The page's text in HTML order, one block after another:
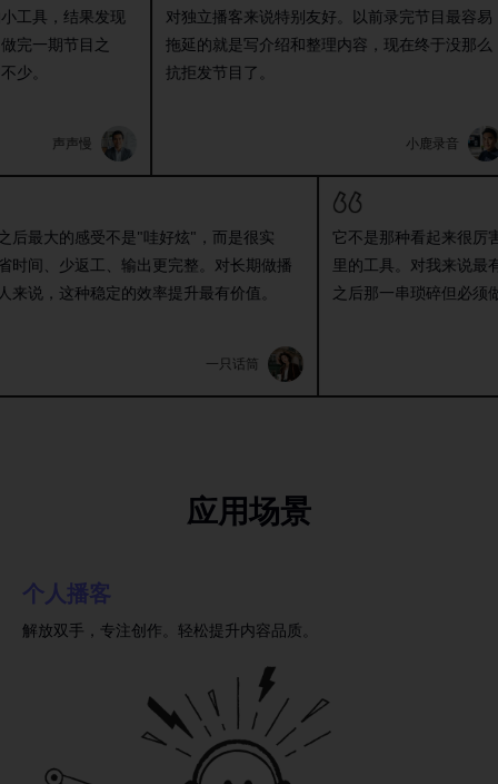
结果发现
期节目之
对独立播客来说特别友好。以前录完节目最容易
拖延的就是写介绍和整理内容，现在终于没那么
抗拒发节目了。
小鹿录音
的感受不是"哇好炫"，而是很实
少返工、输出更完整。对长期做播
这种稳定的效率提升最有价值。
一只话筒
它不是那种看起来很厉害、
里的工具。对我来说最有用
之后那一串琐碎但必须做的
应用场景
个人播客
解放双手，专注创作。轻松提升内容品质。